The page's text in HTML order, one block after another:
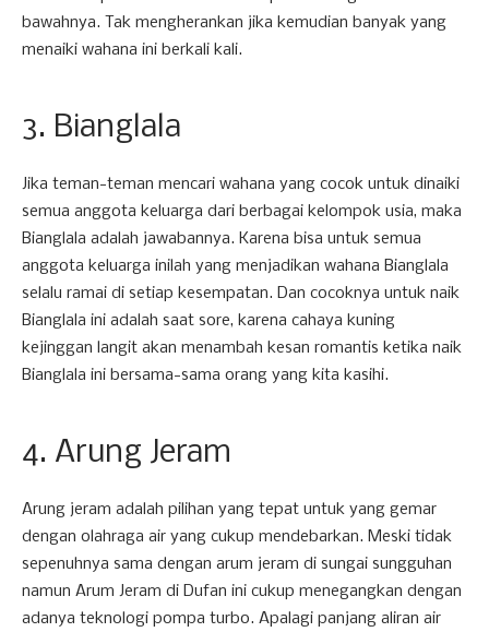
bawahnya. Tak mengherankan jika kemudian banyak yang
menaiki wahana ini berkali kali.
3. Bianglala
Jika teman-teman mencari wahana yang cocok untuk dinaiki
semua anggota keluarga dari berbagai kelompok usia, maka
Bianglala adalah jawabannya. Karena bisa untuk semua
anggota keluarga inilah yang menjadikan wahana Bianglala
selalu ramai di setiap kesempatan. Dan cocoknya untuk naik
Bianglala ini adalah saat sore, karena cahaya kuning
kejinggan langit akan menambah kesan romantis ketika naik
Bianglala ini bersama-sama orang yang kita kasihi.
4. Arung Jeram
Arung jeram adalah pilihan yang tepat untuk yang gemar
dengan olahraga air yang cukup mendebarkan. Meski tidak
sepenuhnya sama dengan arum jeram di sungai sungguhan
namun Arum Jeram di Dufan ini cukup menegangkan dengan
adanya teknologi pompa turbo. Apalagi panjang aliran air